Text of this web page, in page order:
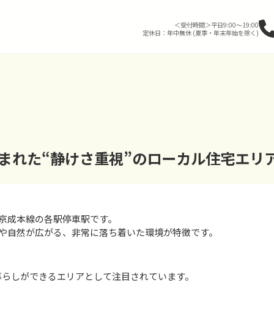
＜受付時間＞平日9:00～19:00
定休日：年中無休 (夏季・年末年始を除く)
れた“静けさ重視”のローカル住宅エリ
本線の各駅停車駅です。
然が広がる、非常に落ち着いた環境が特徴です。
しができるエリアとして注目されています。